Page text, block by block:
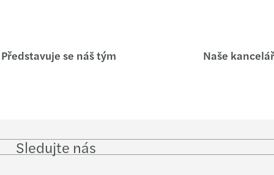
Představuje se náš tým Naše
Sledujte nás
on
on
InstagramFacebook
on